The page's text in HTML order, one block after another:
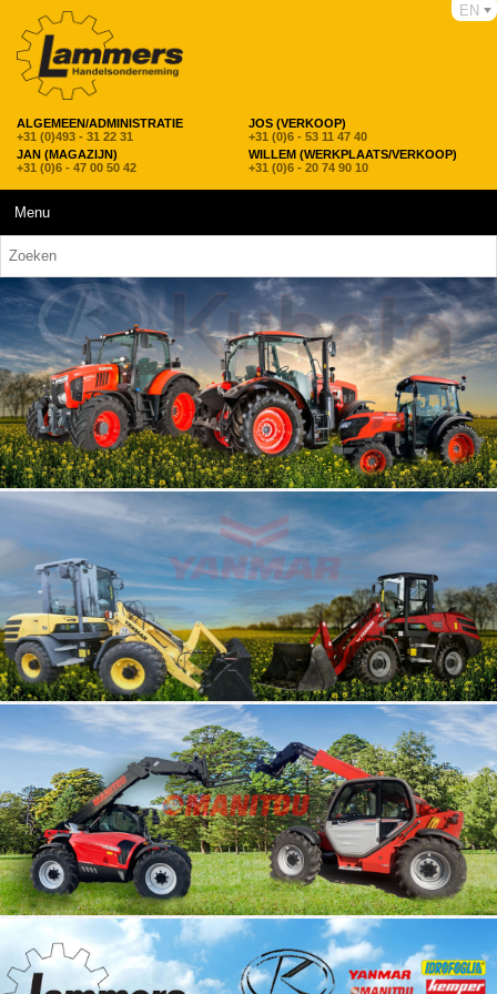
ALGEMEEN/ADMINISTRATIE
+31 (0)493 - 31 22 31
JOS (VERKOOP)
+31 (0)6 - 53 11 47 40
JAN (MAGAZIJN)
+31 (0)6 - 47 00 50 42
WILLEM (WERKPLAATS/VERKOOP)
+31 (0)6 - 20 74 90 10
EN
Menu